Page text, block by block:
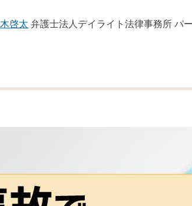
啓太 弁護士法人デイライト法律事務所 パ